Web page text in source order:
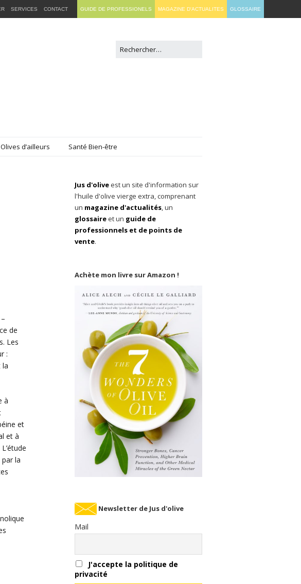
d’ailleurs Santé Bien-être
de
Les
:
la
à
et
et à
la
Jus d'oliveest un site d'information sur
l'huile d'olive vierge extra, comprenant
un magazine d'actualités, un
glossaireet un guide de
professionnels et de points de
vente.
Achète mon livre sur Amazon !
Newsletter de Jus d'olive
Mail
J'accepte la politique de
privacité
GUIDE DE PROFESSIONELS MAGAZINE D'ACTUALITES GLOSSAIRE
SERVICES CONTACT